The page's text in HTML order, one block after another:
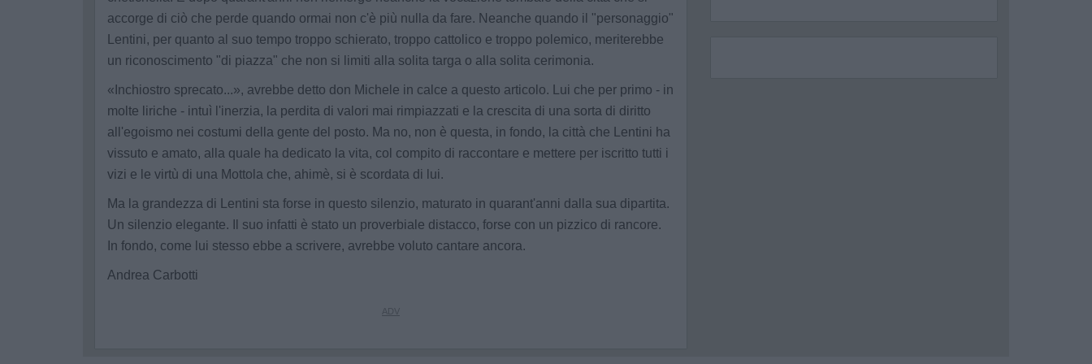
accorge di ciò che perde quando ormai non c'è più nulla da fare. Neanche quando il "personaggio"
Lentini, per quanto al suo tempo troppo schierato, troppo cattolico e troppo polemico, meriterebbe
un riconoscimento "di piazza" che non si limiti alla solita targa o alla solita cerimonia.
«Inchiostro sprecato...», avrebbe detto don Michele in calce a questo articolo. Lui che per primo - in
molte liriche - intuì l'inerzia, la perdita di valori mai rimpiazzati e la crescita di una sorta di diritto
all'egoismo nei costumi della gente del posto. Ma no, non è questa, in fondo, la città che Lentini ha
vissuto e amato, alla quale ha dedicato la vita, col compito di raccontare e mettere per iscritto tutti i
vizi e le virtù di una Mottola che, ahimè, si è scordata di lui.
Ma la grandezza di Lentini sta forse in questo silenzio, maturato in quarant'anni dalla sua dipartita.
Un silenzio elegante. Il suo infatti è stato un proverbiale distacco, forse con un pizzico di rancore.
In fondo, come lui stesso ebbe a scrivere, avrebbe voluto cantare ancora.
Andrea Carbotti